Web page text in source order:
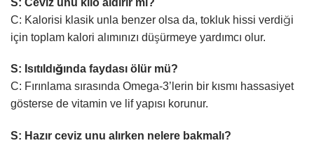
C: Kalorisi klasik unla benzer olsa da, tokluk hissi verdiği
için toplam kalori alımınızı düşürmeye yardımcı olur.
S: Isıtıldığında faydası ölür mü?
C: Fırınlama sırasında Omega-3’lerin bir kısmı hassasiyet
gösterse de vitamin ve lif yapısı korunur.
S: Hazır ceviz unu alırken nelere bakmalı?